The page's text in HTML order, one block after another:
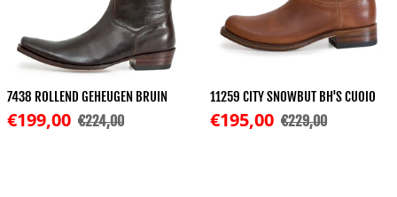
7438 ROLLEND GEHEUGEN BRUIN
Korting
€199,00 Normale prijs
€224,00
11259 CITY SNOWBUT BH'S CUOIO
Korting
€195,00 Normale prijs
€229,00